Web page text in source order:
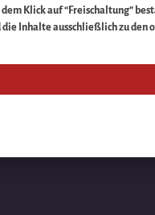
Klick auf “Freischaltung”
die Inhalte ausschließlich zu den